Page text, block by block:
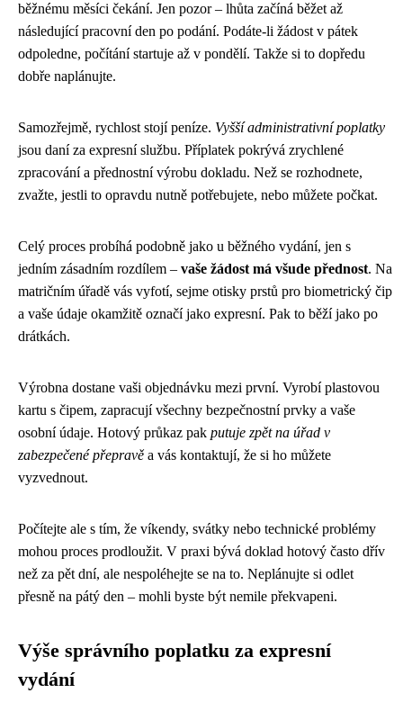
běžnému měsíci čekání. Jen pozor – lhůta začíná běžet až
následující pracovní den po podání. Podáte-li žádost v pátek
odpoledne, počítání startuje až v pondělí. Takže si to dopředu
dobře naplánujte.
Samozřejmě, rychlost stojí peníze. Vyšší administrativní poplatky
jsou daní za expresní službu. Příplatek pokrývá zrychlené
zpracování a přednostní výrobu dokladu. Než se rozhodnete,
zvažte, jestli to opravdu nutně potřebujete, nebo můžete počkat.
Celý proces probíhá podobně jako u běžného vydání, jen s
jedním zásadním rozdílem – vaše žádost má všude přednost. Na
matričním úřadě vás vyfotí, sejme otisky prstů pro biometrický čip
a vaše údaje okamžitě označí jako expresní. Pak to běží jako po
drátkách.
Výrobna dostane vaši objednávku mezi první. Vyrobí plastovou
kartu s čipem, zapracují všechny bezpečnostní prvky a vaše
osobní údaje. Hotový průkaz pak putuje zpět na úřad v
zabezpečené přepravě a vás kontaktují, že si ho můžete
vyzvednout.
Počítejte ale s tím, že víkendy, svátky nebo technické problémy
mohou proces prodloužit. V praxi bývá doklad hotový často dřív
než za pět dní, ale nespoléhejte se na to. Neplánujte si odlet
přesně na pátý den – mohli byste být nemile překvapeni.
Výše správního poplatku za expresní
vydání